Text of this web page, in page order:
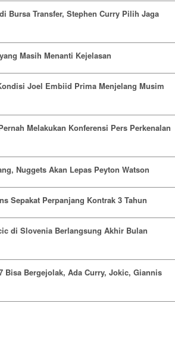
Bursa Transfer, Stephen Curry Pilih Jaga
Masih Menanti Kejelasan
Joel Embiid Prima Menjelang Musim
Melakukan Konferensi Pers Perkenalan
Nuggets Akan Lepas Peyton Watson
Sepakat Perpanjang Kontrak 3 Tahun
di Slovenia Berlangsung Akhir Bulan
Bisa Bergejolak, Ada Curry, Jokic, Giannis